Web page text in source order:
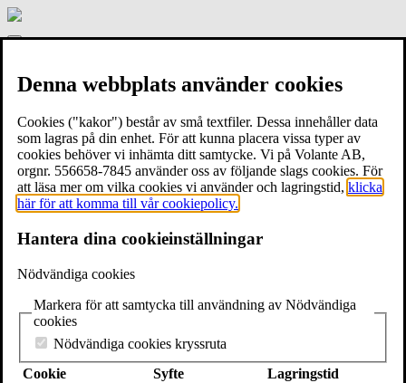
Gamla
Meny
Om bokhandeln
Händer här
Hyra Gamla stans bokhandel
Kontakt
Release för Kajsa Gordans Ha en bra dag!
Onsdag 26 april kl. 18-00-20.00
drömmar, oväntad vänskap och en 50-årsfest som alla sent ska
glömma. Missa inte chansen att lyssna på författaren och köpa hem
ett signerat ex!
Om boken:
Denna webbplats använder cookies
Cookies ("kakor") består av små textfiler. Dessa innehåller data
som lagras på din enhet. För att kunna placera vissa typer av
cookies behöver vi inhämta ditt samtycke. Vi på Volante AB,
orgnr. 556658-7845 använder oss av följande slags cookies. För
att läsa mer om vilka cookies vi använder och lagringstid, klicka
här för att komma till vår cookiepolicy.
Hantera dina cookieinställningar
Nödvändiga cookies
Markera för att samtycka till användning av Nödvändiga
cookies
Nödvändiga cookies kryssruta
Cookie
Syfte Lagringstid